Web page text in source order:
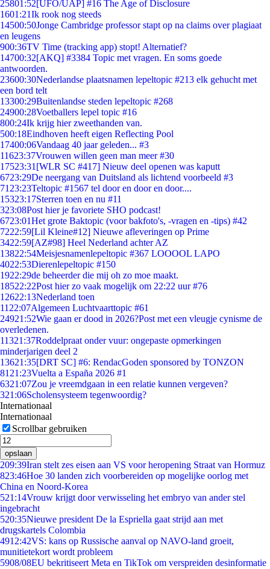
25801:52[UFO/UAP] #16 The Age of Disclosure
1601:21Ik rook nog steeds
14500:50Jonge Cambridge professor stapt op na claims over plagiaat
en leugens
900:36TV Time (tracking app) stopt! Alternatief?
14700:32[AKQ] #3384 Topic met vragen. En soms goede
antwoorden.
23600:30Nederlandse plaatsnamen lepeltopic #213 elk gehucht met
een bord telt
13300:29Buitenlandse steden lepeltopic #268
24900:28Voetballers lepel topic #16
800:24Ik krijg hier zweethanden van.
500:18Eindhoven heeft eigen Reflecting Pool
17400:06Vandaag 40 jaar geleden... #3
11623:37Vrouwen willen geen man meer #30
17523:31 [WLR SC #417] Nieuw deel openen was kaputt
6723:29De neergang van Duitsland als lichtend voorbeeld #3
71 23:23Teltopic #1567 tel door en door en door....
15323:17Sterren toen en nu #11
323:08Post hier je favoriete SHO podcast!
6723:01Het grote Baktopic (voor bakfoto's, -vragen en -tips) #42
7222:59[Lil Kleine#12] Nieuwe afleveringen op Prime
3422:59[AZ#98] Heel Nederland achter AZ
13822:54Meisjesnamenlepeltopic #367 LOOOOL LAPO
4022:53Dierenlepeltopic #150
1922:29de beheerder die mij oh zo moe maakt.
18522:22Post hier zo vaak mogelijk om 22:22 uur #76
12622:13Nederland toen
11 22:07Algemeen Luchtvaarttopic #61
24921:52Wie gaan er dood in 2026?Post met een vleugje cynisme de
overledenen.
11321:37Roddelpraat onder vuur: ongepaste opmerkingen
minderjarigen deel 2
13621:35[DRT SC] #6: RendacGoden sponsored by TONZON
81 21:23Vuelta a España 2026 #1
6321:07Zou je vreemdgaan in een relatie kunnen vergeven?
321:06Scholensysteem tegenwoordig?
Internationaal
Internationaal
Scrollbar gebruiken
opslaan
209:39Iran stelt zes eisen aan VS voor heropening Straat van Hormuz
823:46Hoe 30 landen zich voorbereiden op mogelijke oorlog met
China en Noord-Korea
521:14Vrouw krijgt door verwisseling het embryo van ander stel
ingebracht
520:35Nieuwe president De la Espriella gaat strijd aan met
drugskartels Colombia
4912:42VS: kans op Russische aanval op NAVO-land groeit,
munitietekort wordt probleem
5908/08EU bekritiseert Meta en TikTok om verspreiden desinformatie